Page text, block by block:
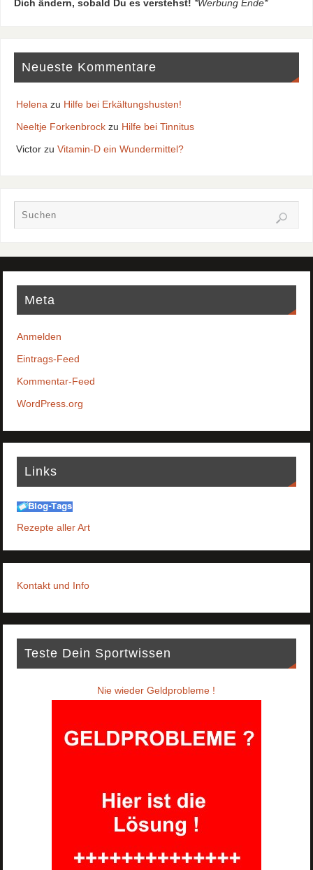
Dich ändern, sobald Du es verstehst! *Werbung Ende*
Neueste Kommentare
Helena zu Hilfe bei Erkältungshusten!
Neeltje Forkenbrockzu Hilfe bei Tinnitus
Victorzu Vitamin-D ein Wundermittel?
Meta
Anmelden
Eintrags-Feed
Kommentar-Feed
WordPress.org
Links
Rezepte aller Art
Kontakt und Info
Teste Dein Sportwissen
Nie wieder Geldprobleme !